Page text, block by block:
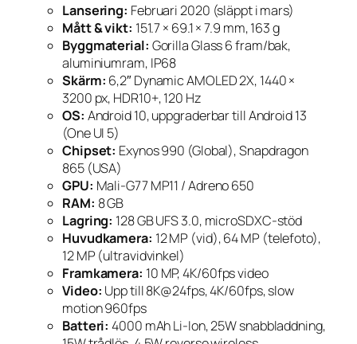
Lansering: Februari 2020 (släppt i mars)
Mått & vikt: 151.7 × 69.1 × 7.9 mm, 163 g
Byggmaterial: Gorilla Glass 6 fram/bak,
aluminiumram, IP68
Skärm: 6,2″ Dynamic AMOLED 2X, 1440 ×
3200 px, HDR10+, 120 Hz
OS: Android 10, uppgraderbar till Android 13
(One UI 5)
Chipset: Exynos 990 (Global), Snapdragon
865 (USA)
GPU: Mali-G77 MP11 / Adreno 650
RAM: 8 GB
Lagring: 128 GB UFS 3.0, microSDXC-stöd
Huvudkamera: 12 MP (vid), 64 MP (telefoto),
12 MP (ultravidvinkel)
Framkamera: 10 MP, 4K/60fps video
Video: Upp till 8K@24fps, 4K/60fps, slow
motion 960fps
Batteri: 4000 mAh Li-Ion, 25W snabbladdning,